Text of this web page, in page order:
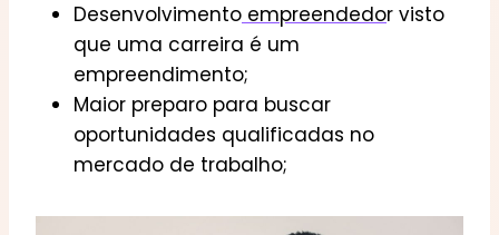
Desenvolvimento empreendedor visto
que uma carreira é um
empreendimento;
Maior preparo para buscar
oportunidades qualificadas no
mercado de trabalho;